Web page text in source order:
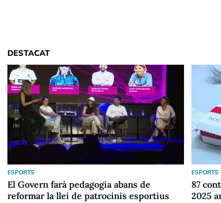
DESTACAT
ESPORTS
El Govern farà pedagogia abans de
reformar la llei de patrocinis esportius
ESPORTS
87
2025